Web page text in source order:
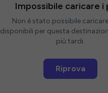
Impossibile caricare i
Non è stato possibile
disponibili per questa
più tardi.
Riprova